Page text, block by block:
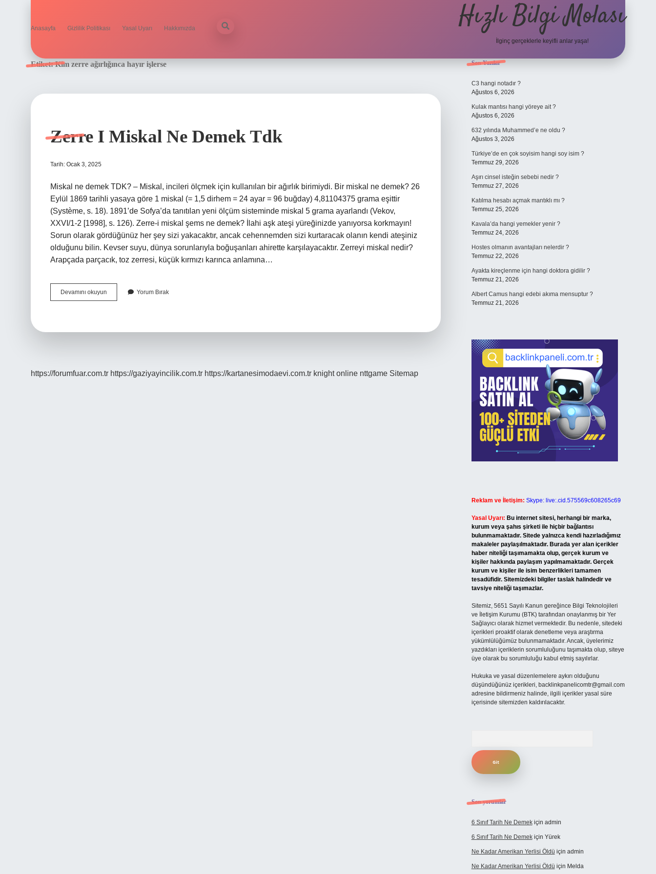
Anasayfa Gizlilik Politikası Yasal Uyarı Hakkımızda Hızlı Bilgi Molası
İlginç gerçeklerle keyifli anlar yaşa!
Etiket:Kim zerre ağırlığınca hayır işlerse
Zerre I Miskal Ne Demek Tdk
Tarih: Ocak 3, 2025
Miskal ne demek TDK? – Miskal, incileri ölçmek için kullanılan bir ağırlık birimiydi. Bir miskal ne demek? 26
Eylül 1869 tarihli yasaya göre 1 miskal (= 1,5 dirhem = 24 ayar = 96 buğday) 4,81104375 grama eşittir
(Système, s. 18). 1891’de Sofya’da tanıtılan yeni ölçüm sisteminde miskal 5 grama ayarlandı (Vekov,
XXVI/1-2 [1998], s. 126). Zerre-i miskal şems ne demek? İlahi aşk ateşi yüreğinizde yanıyorsa korkmayın!
Sorun olarak gördüğünüz her şey sizi yakacaktır, ancak cehennemden sizi kurtaracak olanın kendi ateşiniz
olduğunu bilin. Kevser suyu, dünya sorunlarıyla boğuşanları ahirette karşılayacaktır. Zerreyi miskal nedir?
Arapçada parçacık, toz zerresi, küçük kırmızı karınca anlamına…
Devamını okuyun
I
Yorum Bırak
https://forumfuar.com.tr https://gaziyayincilik.com.tr https://kartanesimodaevi.com.tr knight online nttgame Sitemap
Sidebar
Son Yazılar
C3 hangi notadır ?
Ağustos 6, 2026
Kulak mantısı hangi yöreye ait ?
Ağustos 6, 2026
632 yılında Muhammed’e ne oldu ?
Ağustos 3, 2026
Türkiye’de en çok soyisim hangi soy isim ?
Temmuz 29, 2026
Aşırı cinsel isteğin sebebi nedir ?
Temmuz 27, 2026
Katılma hesabı açmak mantıklı mı ?
Temmuz 25, 2026
Kavala’da hangi yemekler yenir ?
Temmuz 24, 2026
Hostes olmanın avantajları nelerdir ?
Temmuz 22, 2026
Ayakta kireçlenme için hangi doktora gidilir ?
Temmuz 21, 2026
Albert Camus hangi edebi akıma mensuptur ?
Temmuz 21, 2026
Reklam ve İletişim: Skype: live:.cid.575569c608265c69
Yasal Uyarı: Bu internet sitesi, herhangi bir marka,
kurum veya şahıs şirketi ile hiçbir bağlantısı
bulunmamaktadır. Sitede yalnızca kendi hazırladığımız
makaleler paylaşılmaktadır. Burada yer alan içerikler
haber niteliği taşımamakta olup, gerçek kurum ve
kişiler hakkında paylaşım yapılmamaktadır. Gerçek
kurum ve kişiler ile isim benzerlikleri tamamen
tesadüfidir. Sitemizdeki bilgiler taslak halindedir ve
tavsiye niteliği taşımazlar.
Sitemiz, 5651 Sayılı Kanun gereğince Bilgi Teknolojileri
ve İletişim Kurumu (BTK) tarafından onaylanmış bir Yer
Sağlayıcı olarak hizmet vermektedir. Bu nedenle, sitedeki
içerikleri proaktif olarak denetleme veya araştırma
yükümlülüğümüz bulunmamaktadır. Ancak, üyelerimiz
yazdıkları içeriklerin sorumluluğunu taşımakta olup, siteye
üye olarak bu sorumluluğu kabul etmiş sayılırlar.
Hukuka ve yasal düzenlemelere aykırı olduğunu
düşündüğünüz içerikleri, backlinkpanelicomtr@gmail.com
adresine bildirmeniz halinde, ilgili içerikler yasal süre
içerisinde sitemizden kaldırılacaktır.
Son yorumlar
6 Sınıf Tarih Ne Demekiçin admin
6 Sınıf Tarih Ne Demekiçin Yürek
Ne Kadar Amerikan Yerlisi Öldü için admin
Ne Kadar Amerikan Yerlisi Öldü için Melda